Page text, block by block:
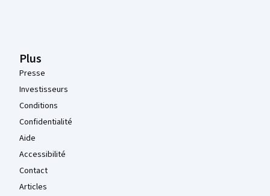
Plus
Presse
Investisseurs
Conditions
Confidentialité
Aide
Accessibilité
Contact
Articles